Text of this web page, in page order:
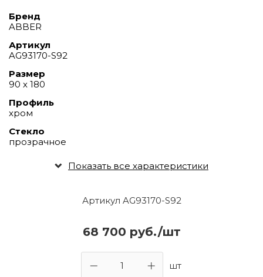
Артикул AG93170-S92
68 700 руб./шт
шт
Бренд
ABBER
Артикул
AG93170-S92
Размер
90 х 180
Профиль
хром
Стекло
прозрачное
Показать все характеристики